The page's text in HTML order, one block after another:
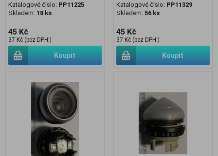
Katalogové číslo: PP11225
Skladem: 18 ks
45 Kč
37 Kč (bez DPH:)
Koupit
Katalogové číslo: PP11329
Skladem: 56 ks
45 Kč
37 Kč (bez DPH:)
Koupit